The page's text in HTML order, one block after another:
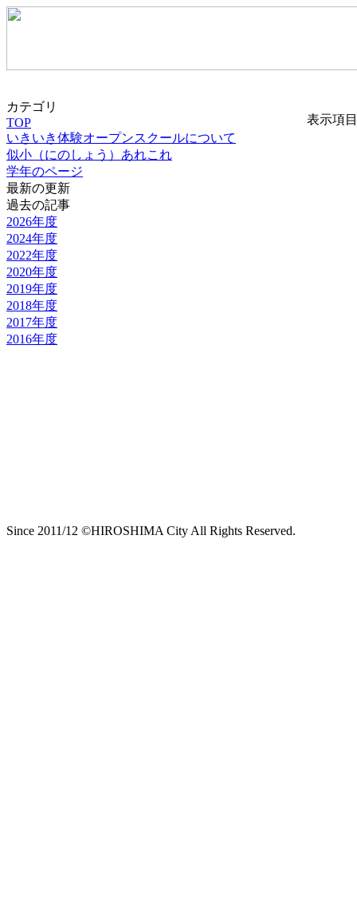
カテゴリ
TOP
いきいき体験オープンスクールについて
似小（にのしょう）あれこれ
学年のページ
最新の更新
過去の記事
2026年度
2024年度
2022年度
2020年度
2019年度
2018年度
2017年度
2016年度
表示項
Since 2011/12 ©HIROSHIMA City All Rights Reserved.